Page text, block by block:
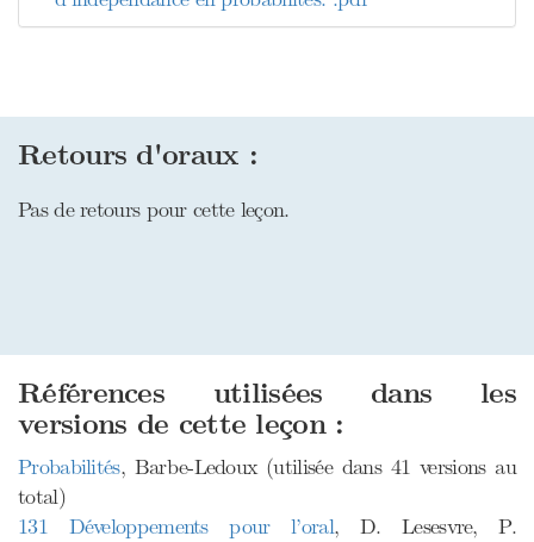
Retours d'oraux :
Pas de retours pour cette leçon.
Références utilisées dans les
versions de cette leçon :
Probabilités, Barbe-Ledoux (utilisée dans 41 versions au
total)
131 Développements pour l’oral, D. Lesesvre, P.